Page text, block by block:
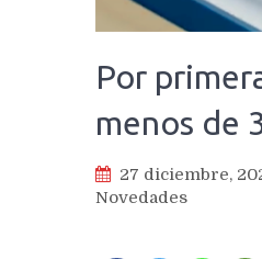
Por
menos de
27 diciembre,
Novedades